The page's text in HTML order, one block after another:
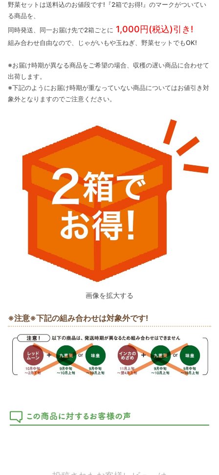
野菜セットは送料込のお値段です!『2箱でお得!』のマークがついてい
る商品を、
同時発送、同一お届け先で2箱ごとに 1,000円(税込)引き!
組み合わせ自由なので、じゃがいもや玉ねぎ、野菜セットでもOK!
※お届け時期が異なる商品をご希望の場合、収穫の遅い商品に合わせて
出荷します。
※下記のようにお届け時期が重なっていない商品についてはお値引き対
象外となりますのでご注意ください。
画像を拡大する
※注意※下記の組み合わせは対象外です!